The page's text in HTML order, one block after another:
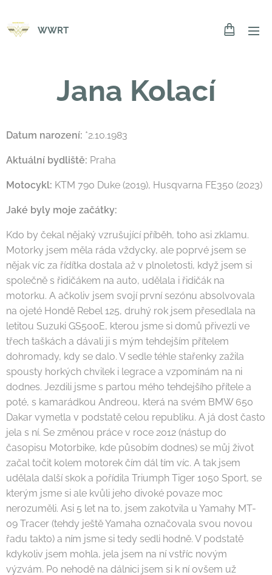
WWRT
Jana Kolací
Datum narození: *2.10.1983
Aktuální bydliště: Praha
Motocykl: KTM 790 Duke (2019), Husqvarna FE350 (2023)
Jaké byly moje začátky:
Kdo by čekal nějaký vzrušující příběh, toho asi zklamu.
Motorky jsem měla ráda vždycky, ale poprvé jsem se
nějak víc za řídítka dostala až v plnoletosti, když jsem si
společně s řidičákem na auto, udělala i řidičák na
motorku. A ačkoliv jsem svojí první sezónu absolvovala
na ojeté Hondě Rebel 125, druhý rok jsem přesedlala na
letitou Suzuki GS500E, kterou jsme si domů přivezli ve
třech taškách a dávali ji s mým tehdejším přítelem
dohromady, kdy se dalo. V sedle téhle stařenky zažila
spousty horkých chvilek i legrace a vzpomínám na ni
dodnes. Jezdili jsme s partou mého tehdejšího přítele a
poté, s kamarádkou Andreou, která na svém BMW 650
Dakar vymetla v podstatě celou republiku. A já dost často
jela s ní. Se změnou práce v roce 2012 (nástup do
časopisu Motorbike, kde působím dodnes) se můj život
začal točit kolem motorek čím dál tím víc. A tak jsem
udělala další skok a pořídila Triumph Tiger 1050 Sport, se
kterým jsme si ale kvůli jeho divoké povaze moc
nerozuměli. Asi 5 let na to, jsem zakotvila u Yamahy MT-
09 Tracer (tehdy ještě Yamaha označovala svou novou
řadu takto) a ním jsme si tedy sedli hodně. V podstatě
kdykoliv jsem mohla, jela jsem na ní vstříc novým
výzvám. Po nehodě na dálnici jsem si k ní ovšem už